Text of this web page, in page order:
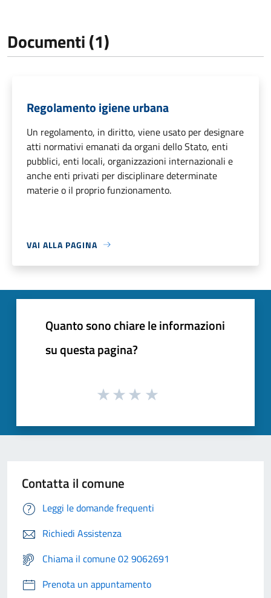
Documenti (1)
Regolamento igiene urbana
Un regolamento, in diritto, viene usato per designare
atti normativi emanati da organi dello Stato, enti
pubblici, enti locali, organizzazioni internazionali e
anche enti privati per disciplinare determinate
materie o il proprio funzionamento.
VAI ALLA PAGINA
Quanto sono chiare le informazioni
su questa pagina?
Contatta il comune
Leggi le domande frequenti
Richiedi Assistenza
Chiama il comune 02 9062691
Prenota un appuntamento